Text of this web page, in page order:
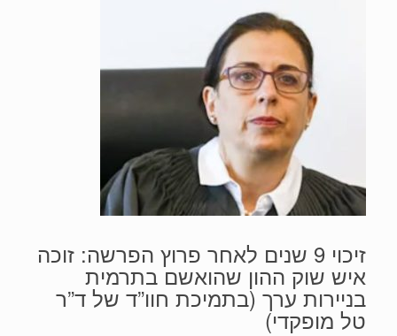
זיכוי 9 שנים לאחר פרוץ הפרשה: זוכה
איש שוק ההון שהואשם בתרמית
בניירות ערך (בתמיכת חוו”ד של ד”ר
טל מופקדי)